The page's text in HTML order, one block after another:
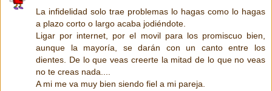
La infidelidad solo trae problemas lo hagas como lo hagas
a plazo corto o largo acaba jodiéndote.
Ligar por internet, por el movil para los promiscuo bien,
aunque la mayoría, se darán con un canto entre los
dientes. De lo que veas creerte la mitad de lo que no veas
no te creas nada....
A mi me va muy bien siendo fiel a mi pareja.